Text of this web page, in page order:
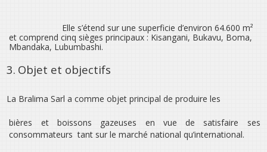
Elle s’étend sur une superficie d’environ 64.600 m²
et comprend cinq sièges principaux : Kisangani, Bukavu, Boma,
Mbandaka, Lubumbashi.
3. Objet et objectifs
La Bralima Sarl a comme objet principal de produire les
bières et boissons gazeuses en vue de satisfaire ses
consommateurs tant sur le marché national qu’international.